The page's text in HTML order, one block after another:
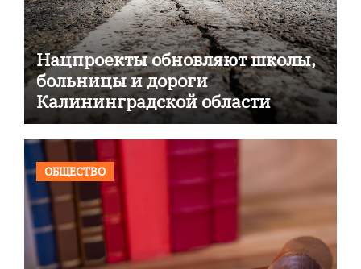
Нацпроекты обновляют школы,
больницы и дороги
Калининградской области
ОБЩЕСТВО